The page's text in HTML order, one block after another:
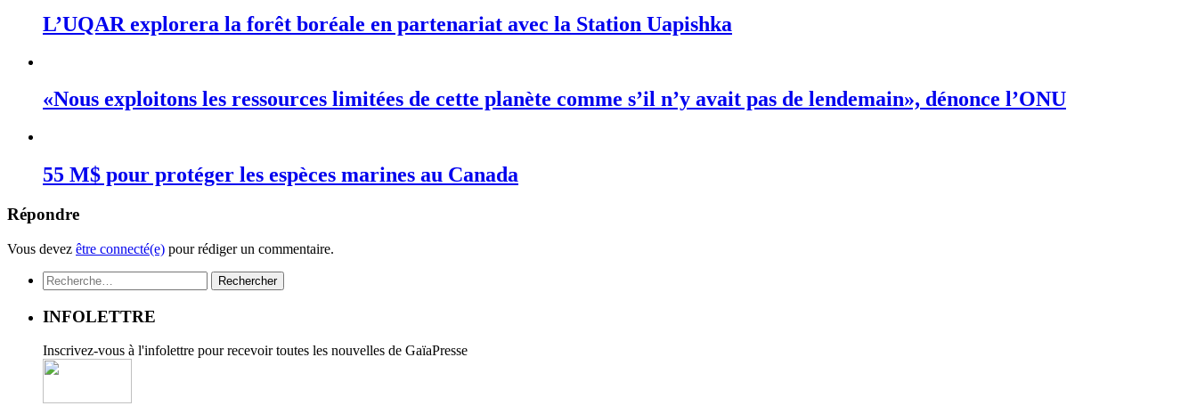
L’UQAR explorera la forêt boréale en partenariat avec la Station Uapishka
«Nous exploitons les ressources limitées de cette planète comme s’il n’y avait pas de lendemain», dénonce l’ONU
55 M$ pour protéger les espèces marines au Canada
Répondre
Vous devez être connecté(e) pour rédiger un commentaire.
Rechercher :
INFOLETTRE
Inscrivez-vous à l'infolettre pour recevoir toutes les nouvelles de GaïaPresse